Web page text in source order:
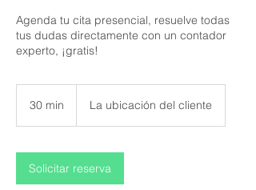
Agenda tu cita presencial, resuelve todas
tus dudas directamente con un contador
experto, ¡gratis!
30 min
m
i
n
La ubicación del cliente
Solicitar reserva